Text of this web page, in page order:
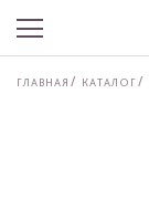
ГЛАВНАЯ КАТАЛОГ